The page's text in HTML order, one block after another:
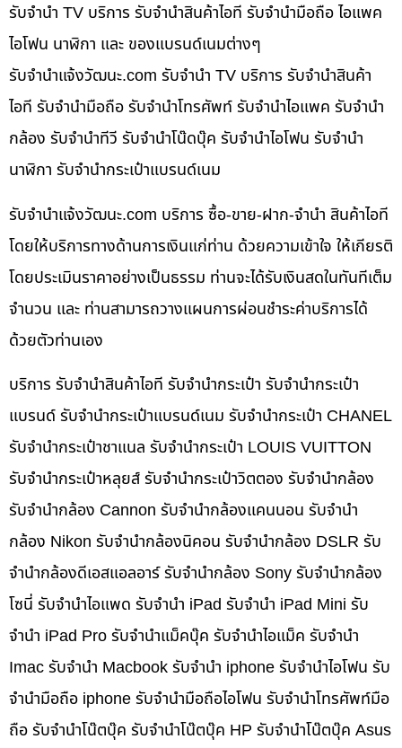
รับจำนำ TV บริการ รับจำนำสินค้าไอที รับจำนำมือถือ ไอแพค
ไอโฟน นาฬิกา และ ของแบรนด์เนมต่างๆ
รับจํานําแจ้งวัฒนะ.com รับจำนำ TV บริการ รับจำนำสินค้า
ไอที รับจำนำมือถือ รับจำนำโทรศัพท์ รับจำนำไอแพค รับจำนำ
กล้อง รับจำนำทีวี รับจำนำโน๊ดบุ๊ค รับจำนำไอโฟน รับจำนำ
นาฬิกา รับจำนำกระเป๋าแบรนด์เนม
รับจํานําแจ้งวัฒนะ.com บริการ ซื้อ-ขาย-ฝาก-จำนำ สินค้าไอที
โดยให้บริการทางด้านการเงินแก่ท่าน ด้วยความเข้าใจ ให้เกียรติ
โดยประเมินราคาอย่างเป็นธรรม ท่านจะได้รับเงินสดในทันทีเต็ม
จำนวน และ ท่านสามารถวางแผนการผ่อนชำระค่าบริการได้
ด้วยตัวท่านเอง
บริการ รับจำนำสินค้าไอที รับจำนำกระเป๋า รับจำนำกระเป๋า
แบรนด์ รับจำนำกระเป๋าแบรนด์เนม รับจำนำกระเป๋า CHANEL
รับจำนำกระเป๋าชาแนล รับจำนำกระเป๋า LOUIS VUITTON
รับจำนำกระเป๋าหลุยส์ รับจำนำกระเป๋าวิตตอง รับจำนำกล้อง
รับจำนำกล้อง Cannon รับจำนำกล้องแคนนอน รับจำนำ
กล้อง Nikon รับจำนำกล้องนิคอน รับจำนำกล้อง DSLR รับ
จำนำกล้องดีเอสแอลอาร์ รับจำนำกล้อง Sony รับจำนำกล้อง
โซนี่ รับจำนำไอแพด รับจำนำ iPad รับจำนำ iPad Mini รับ
จำนำ iPad Pro รับจำนำแม็คบุ๊ค รับจำนำไอแม็ค รับจำนำ
Imac รับจำนำ Macbook รับจำนำ iphone รับจำนำไอโฟน รับ
จำนำมือถือ iphone รับจำนำมือถือไอโฟน รับจำนำโทรศัพท์มือ
ถือ รับจำนำโน๊ตบุ๊ค รับจำนำโน๊ตบุ๊ค HP รับจำนำโน๊ตบุ๊ค Asus